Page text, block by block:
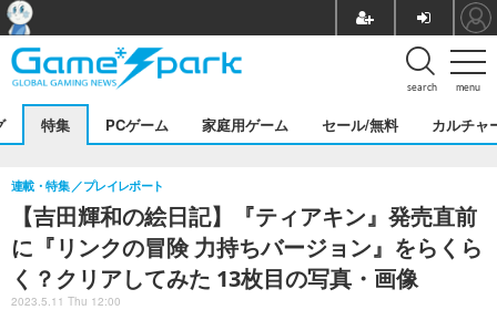
menu
search
特集 PCゲーム 家庭用ゲーム セール/無料 カルチャ
【吉田輝和の絵日記】『ティアキン』発売直前
に『リンクの冒険 力持ちバージョン』をらくら
く？クリアしてみた 13枚目の写真・画像
連載・特集 プレイレポート
2023.5.11 Thu 12:00